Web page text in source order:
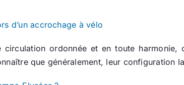
d’un accrochage à vélo
ordonnée et en toute
que généralement, leur configuration